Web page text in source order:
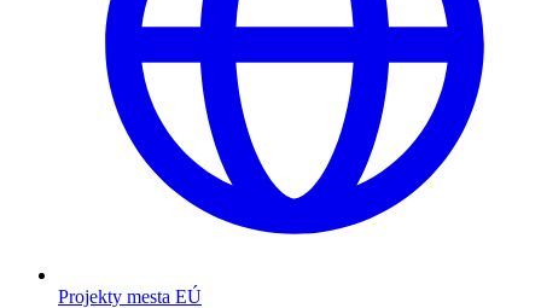
Projekty mesta EÚ